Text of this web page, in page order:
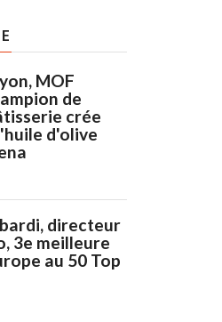
MOF
de
crée
d'olive
directeur
3e meilleure
au 50 Top